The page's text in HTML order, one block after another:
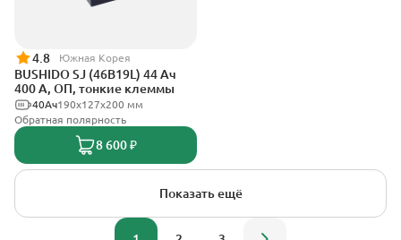
4.8 Южная Корея
BUSHIDO SJ (46B19L) 44 Ач
400 А, ОП, тонкие клеммы
190x127x200 мм
40Ач
Обратная полярность
8 600 ₽
Показать ещё